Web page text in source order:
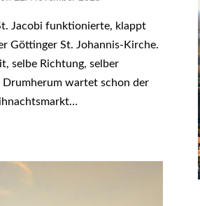
Jacobi funktionierte, klappt
Göttinger St. Johannis-Kirche.
selbe Richtung, selber
Drumherum wartet schon der